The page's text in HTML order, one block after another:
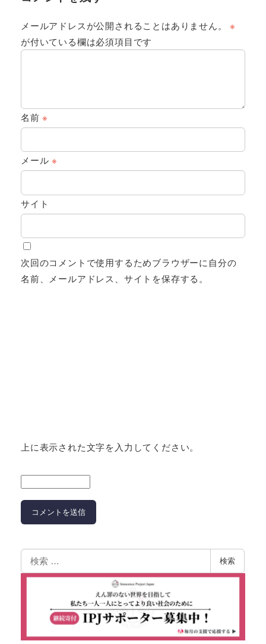
メールアドレスが公開されることはありません。
※
が付いている欄は必須項目です
名前※
メール※
サイト
次回のコメントで使用するためブラウザーに自分の
名前、メールアドレス、サイトを保存する。
上に表示された文字を入力してください。
検索